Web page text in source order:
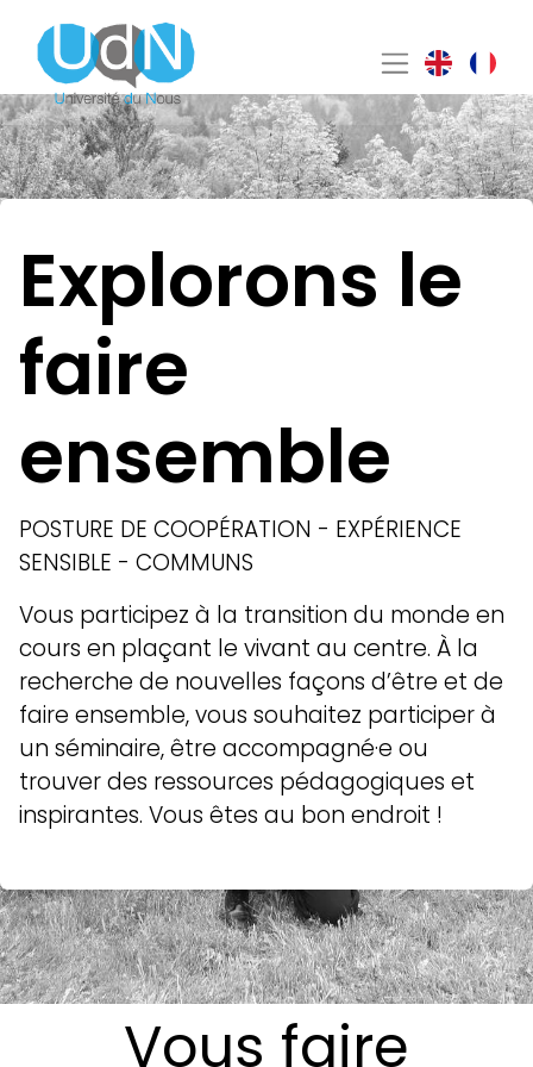
Explorons le
faire
ensemble
POSTURE DE COOPÉRATION - EXPÉRIENCE
SENSIBLE - COMMUNS
Vous participez à la transition du monde en
cours en plaçant le vivant au centre. À la
recherche de nouvelles façons d’être et de
faire ensemble, vous souhaitez participer à
un séminaire, être accompagné·e ou
trouver des ressources pédagogiques et
inspirantes. Vous êtes au bon endroit !
Vous faire